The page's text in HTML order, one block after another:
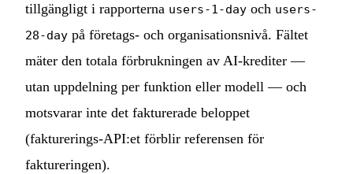
tillgängligt i rapporterna users-1-day och users-
28-day på företags- och organisationsnivå. Fältet
mäter den totala förbrukningen av AI-krediter —
utan uppdelning per funktion eller modell — och
motsvarar inte det fakturerade beloppet
(fakturerings-API:et förblir referensen för
faktureringen).